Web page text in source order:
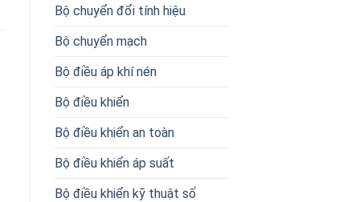
Bộ chuyển đổi tính hiệu
Bộ chuyển mạch
Bộ điều áp khí nén
Bộ điều khiển
Bộ điều khiển an toàn
Bộ điều khiển áp suất
Bộ điều khiển kỹ thuật số